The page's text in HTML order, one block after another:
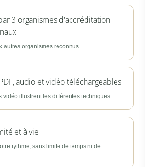
3 organismes d'accréditation
autres organismes reconnus
audio et vidéo téléchargeables
vidéo illustrent les différentes techniques
et à vie
rythme, sans limite de temps ni de